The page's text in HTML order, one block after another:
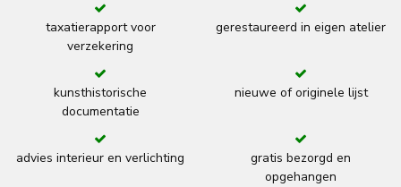
taxatierapport voor
verzekering
gerestaureerd in eigen atelier
kunsthistorische
documentatie
nieuwe of originele lijst
advies interieur en verlichting
gratis bezorgd en
opgehangen